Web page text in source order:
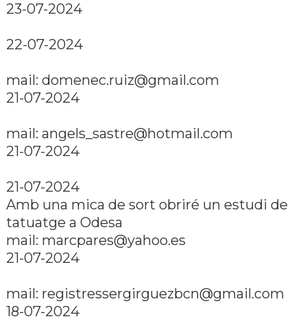
23-07-2024
22-07-2024
mail: domenec.ruiz@gmail.com
21-07-2024
mail: angels_sastre@hotmail.com
21-07-2024
21-07-2024
Amb una mica de sort obriré un estudi de
tatuatge a Odesa
mail: marcpares@yahoo.es
21-07-2024
mail: registressergirguezbcn@gmail.com
18-07-2024